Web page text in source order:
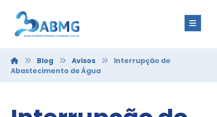
Blog Avisos
Interrupção do
Abastecimento de Água